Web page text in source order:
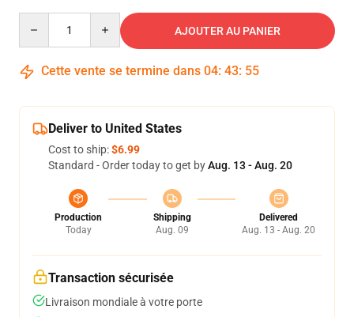
AJOUTER AU PANIER
Cette vente se termine dans 04: 43: 54
Deliver to United States
Cost to ship:$6.99
Standard - Order today to get byAug. 13 - Aug. 20
Production
Today
Shipping
Aug. 09
Delivered
Aug. 13 - Aug. 20
Transaction sécurisée
Livraison mondiale à votre porte